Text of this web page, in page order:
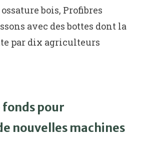
bois, Profibres
avec des bottes dont la
par dix agriculteurs
fonds pour
nouvelles machines